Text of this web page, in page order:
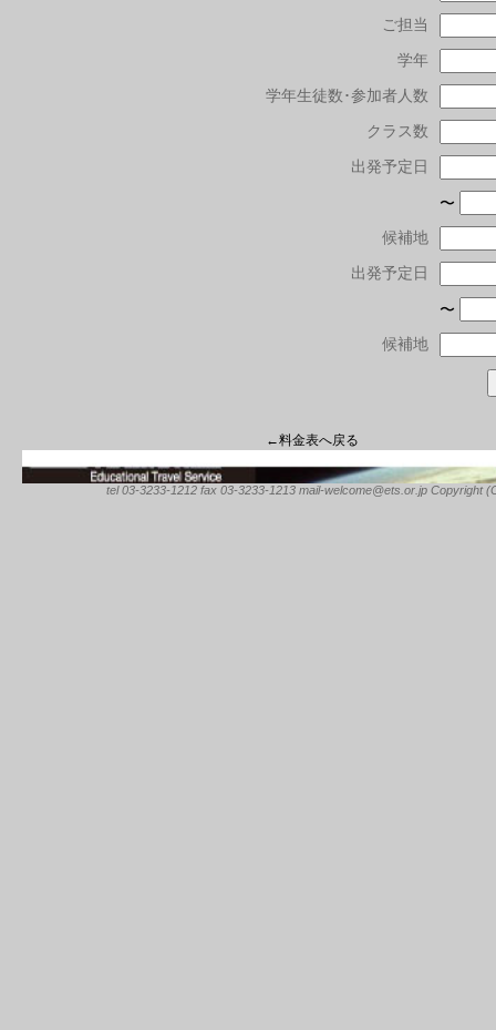
ご担当
学年
学年生徒数･参加者人数
クラス数
出発予定日
〜
候補地
出発予定日
〜
候補地
←料金表へ戻る
tel 03-3233-1212 fax 03-3233-1213 mail-welcome@ets.or.jp Copyright